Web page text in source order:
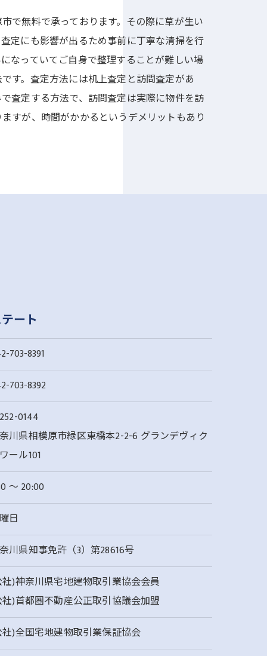
で無料で承っております。その際に草が生い
定にも影響が出るため事前に丁寧な清掃を行
なっていてご自身で整理することが難しい場
す。査定方法には机上査定と訪問査定があ
査定する方法で、訪問査定は実際に物件を訪
すが、時間がかかるというデメリットもあり
ート
703-8391
703-8392
0144
川県相模原市緑区東橋本2-2-6 グランデヴィク
ール101
〜 20:00
日
川県知事免許（3）第28616号
)神奈川県宅地建物取引業協会会員
)首都圏不動産公正取引協議会加盟
)全国宅地建物取引業保証協会